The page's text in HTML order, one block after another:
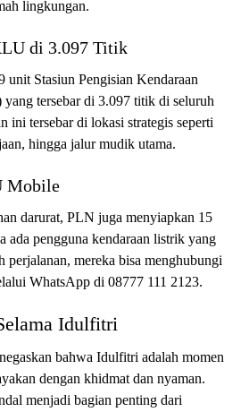
lingkungan.
di 3.097 Titik
unit Stasiun Pengisian Kendaraan
tersebar di 3.097 titik di seluruh
ini tersebar di lokasi strategis seperti
hingga jalur mudik utama.
Mobile
darurat, PLN juga menyiapkan 15
pengguna kendaraan listrik yang
perjalanan, mereka bisa menghubungi
WhatsApp di 08777 111 2123.
Idulfitri
bahwa Idulfitri adalah momen
dengan khidmat dan nyaman.
menjadi bagian penting dari